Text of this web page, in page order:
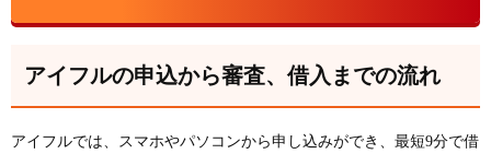
アイフルの申込から審査、借入までの流れ
アイフルでは、スマホやパソコンから申し込みができ、最短9分で借